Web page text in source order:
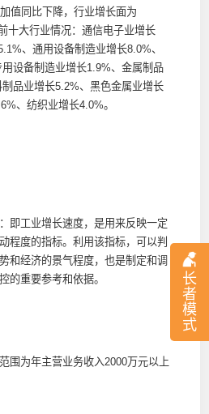
长
者
模
式
值同比下降，行业增长面为
十大行业情况：通信电子业增长
、通用设备制造业增长8.0%、
设备制造业增长1.9%、金属制品
品业增长5.2%、黑色金属业增长
、纺织业增长4.0%。
工业增长速度，是用来反映一定
程度的指标。利用该指标，可以判
和经济的景气程度，也是制定和调
的重要参考和依据。
为年主营业务收入2000万元以上